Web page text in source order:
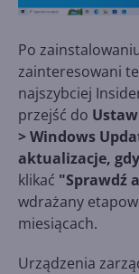
Po
zainteresowani
najszybciej
przejść do
> Windows
aktualizacje,
klikać "Sprawdź
wdrażany
miesiącach.
Urządzenia